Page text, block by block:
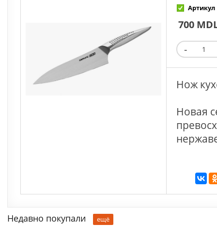
Артикул
700
Нож
Новая
Недавно покупали ещё